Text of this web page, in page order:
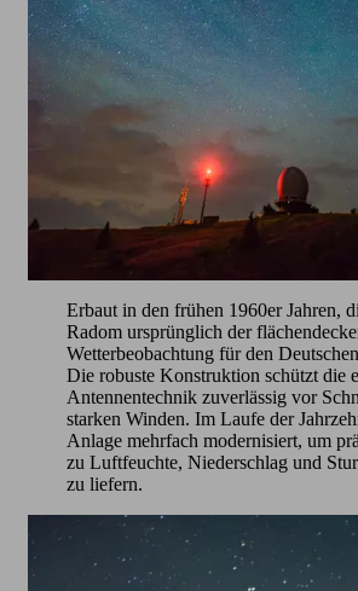
Erbaut in den frühen 1960er Jahren,
Radom ursprünglich der
Wetterbeobachtung für den
Die robuste Konstruktion schützt die
Antennentechnik zuverlässig vor
starken Winden. Im Laufe der
Anlage mehrfach modernisiert, um
zu Luftfeuchte, Niederschlag und
zu liefern.